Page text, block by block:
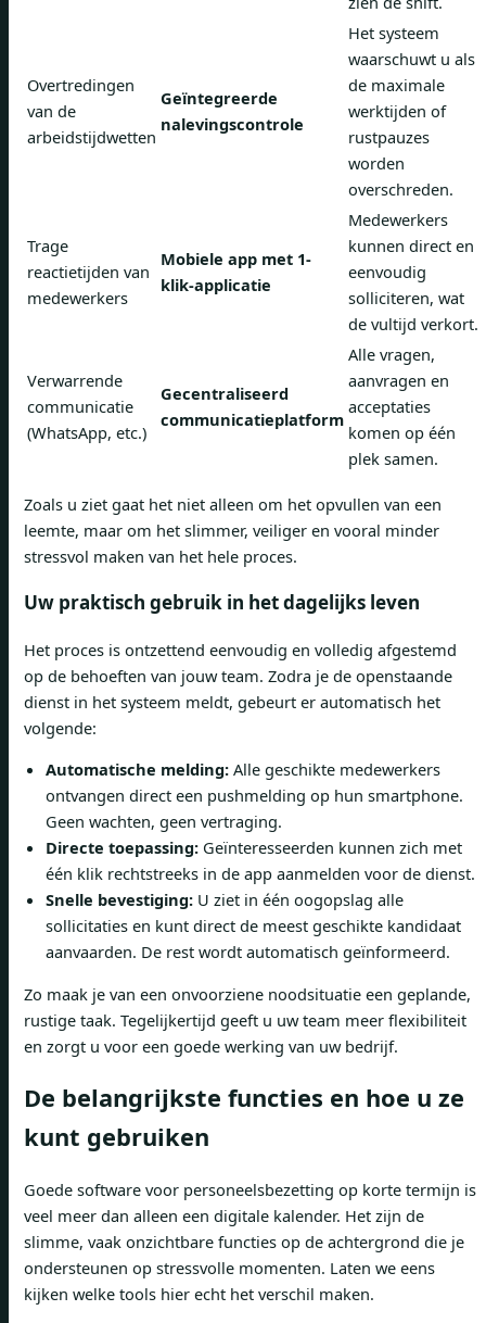
Overtredingen
van de
arbeidstijdwetten
Geïntegreerde
nalevingscontrole
Het systeem
waarschuwt u als
de maximale
werktijden of
rustpauzes
worden
overschreden.
Trage
reactietijden van
medewerkers
Mobiele app met 1-
klik-applicatie
Medewerkers
kunnen direct en
eenvoudig
solliciteren, wat
de vultijd verkort.
Verwarrende
communicatie
(WhatsApp, etc.)
Gecentraliseerd
communicatieplatform
Alle vragen,
aanvragen en
acceptaties
komen op één
plek samen.
Zoals u ziet gaat het niet alleen om het opvullen van een
leemte, maar om het slimmer, veiliger en vooral minder
stressvol maken van het hele proces.
Uw praktisch gebruik in het dagelijks leven
Het proces is ontzettend eenvoudig en volledig afgestemd
op de behoeften van jouw team. Zodra je de openstaande
dienst in het systeem meldt, gebeurt er automatisch het
volgende:
Automatische melding: Alle geschikte medewerkers
ontvangen direct een pushmelding op hun smartphone.
Geen wachten, geen vertraging.
Directe toepassing: Geïnteresseerden kunnen zich met
één klik rechtstreeks in de app aanmelden voor de dienst.
Snelle bevestiging: U ziet in één oogopslag alle
sollicitaties en kunt direct de meest geschikte kandidaat
aanvaarden. De rest wordt automatisch geïnformeerd.
Zo maak je van een onvoorziene noodsituatie een geplande,
rustige taak. Tegelijkertijd geeft u uw team meer flexibiliteit
en zorgt u voor een goede werking van uw bedrijf.
De belangrijkste functies en hoe u ze
kunt gebruiken
Goede software voor personeelsbezetting op korte termijn is
veel meer dan alleen een digitale kalender. Het zijn de
slimme, vaak onzichtbare functies op de achtergrond die je
ondersteunen op stressvolle momenten. Laten we eens
kijken welke tools hier echt het verschil maken.